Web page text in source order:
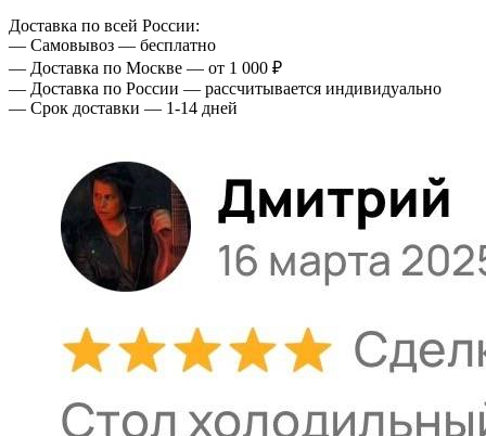
Доставка по всей России:
— Самовывоз — бесплатно
— Доставка по Москве — от 1 000 ₽
— Доставка по России — рассчитывается индивидуально
— Срок доставки — 1-14 дней